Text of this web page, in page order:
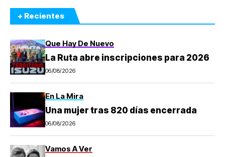
+ Recientes
Que Hay De Nuevo
La Ruta abre inscripciones para 2026
06/08/2026
En La Mira
Una mujer tras 820 días encerrada
06/08/2026
Vamos A Ver